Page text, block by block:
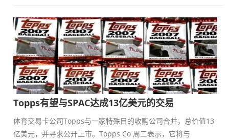
Topps有望与SPAC达成13亿美元的交易
体育交易卡公司Topps与一家特殊目的收购公司合并，总价值13
亿美元，并寻求公开上市。Topps Co 周二表示，它将与